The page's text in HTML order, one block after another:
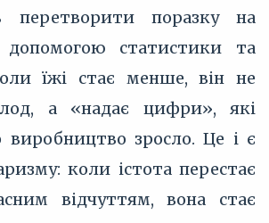
перетворити поразку на
допомогою статистики та
їжі стає менше, він не
а «надає цифри», які
зросло. Це і є
коли істота перестає
відчуттям, вона стає